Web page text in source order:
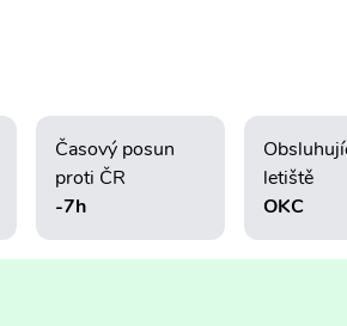
Časový posun
proti ČR
-7h
letiště
OKC